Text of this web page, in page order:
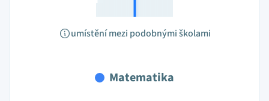
umístění mezi podobnými školami
Matematika